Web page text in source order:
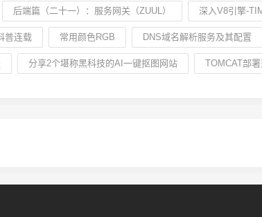
后端篇（二十一）：服务网关（ZUUL） 深入V8引擎-
普连载 常用颜色RGB DNS域名解析服务及其配置
分享2个堪称黑科技的AI一键抠图网站 TOMCAT部